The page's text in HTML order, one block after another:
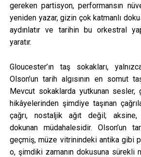
gereken partisyon, performansın
yeniden yazar, gizin çok katmanlı
aydınlatır ve tarihin bu orkestral
yaratır.
Gloucester’ın taş sokakları,
Olson’un tarih algısının en somut
Mevcut sokaklarda yutkunan sesler,
hikâyelerinden şimdiye taşınan
çağrı, nostaljik ağıt değil;
dokunan müdahalesidir. Olson’un
geçmiş, müze vitrinindeki antika gibi
o, şimdiki zamanın dokusuna sürekli